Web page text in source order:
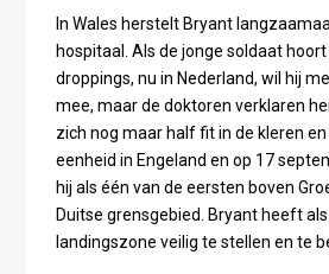
In Wales herstelt Bryant
hospitaal. Als de jonge soldaat
droppings, nu in Nederland, wil hij
mee, maar de doktoren verklaren
zich nog maar half fit in de kleren
eenheid in Engeland en op 17
hij als één van de eersten boven
Duitse grensgebied. Bryant heeft
landingszone veilig te stellen en te